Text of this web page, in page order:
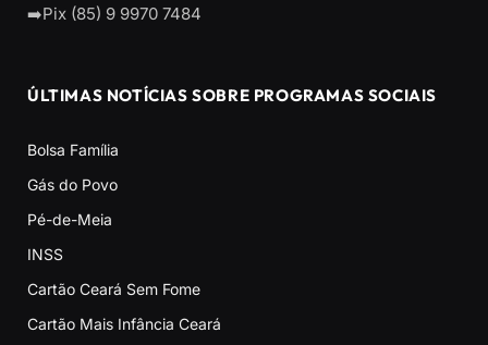
➡️Pix (85) 9 9970 7484
ÚLTIMAS NOTÍCIAS SOBRE PROGRAMAS SOCIAIS
Bolsa Família
Gás do Povo
Pé-de-Meia
INSS
Cartão Ceará Sem Fome
Cartão Mais Infância Ceará